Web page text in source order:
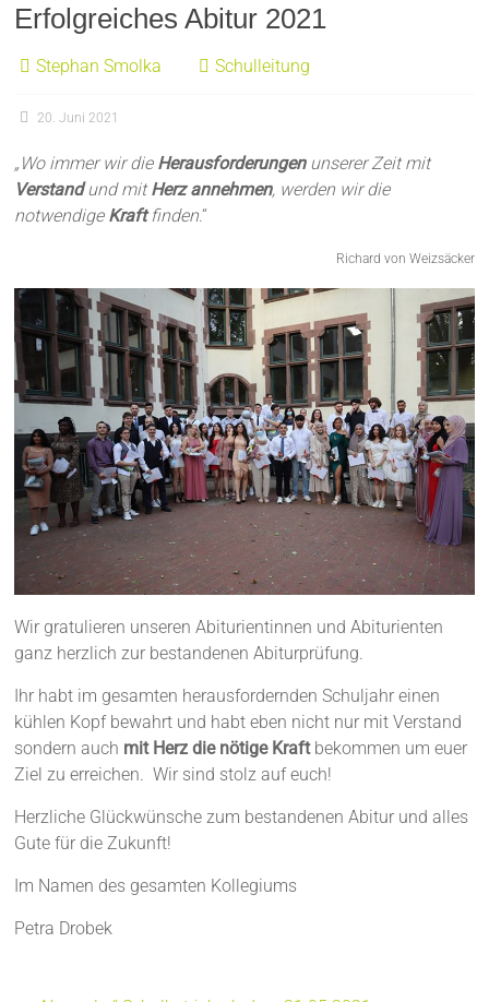
Erfolgreiches Abitur 2021
Stephan Smolka Schulleitung
20. Juni 2021
„Wo immer wir die Herausforderungenunserer Zeit mit
Verstandund mitHerz annehmen, werden wir die
notwendige Kraftfinden.“
Richard von Weizsäcker
Wir gratulieren unseren Abiturientinnen und Abiturienten
ganz herzlich zur bestandenen Abiturprüfung.
Ihr habt im gesamten herausfordernden Schuljahr einen
kühlen Kopf bewahrt und habt eben nicht nur mit Verstand
sondern auch mit Herz die nötige Kraftbekommen um euer
Ziel zu erreichen. Wir sind stolz auf euch!
Herzliche Glückwünsche zum bestandenen Abitur und alles
Gute für die Zukunft!
Im Namen des gesamten Kollegiums
Petra Drobek